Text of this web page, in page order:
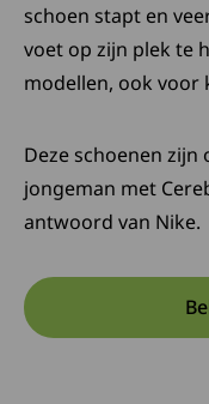
schoen stapt en
voet op zijn plek te
modellen, ook voor
Deze schoenen
jongeman met
antwoord van Nike.